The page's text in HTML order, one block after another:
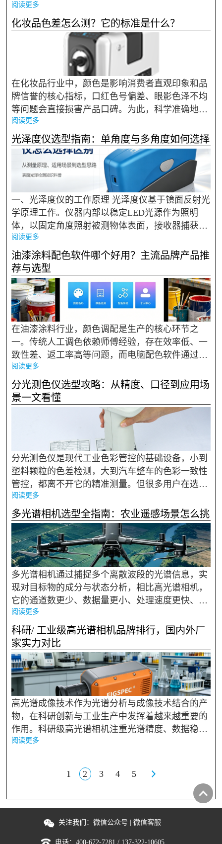
备，其精度与稳定性直接影响产品一致性。面对市
场上众多品牌与型号，如何挑选适配自身需求的设
备，成为很多采购与技...
阅读更多
化妆品色差怎么测？它的标准是什么？
在化妆品行业中，颜色是影响消费者直观印象和品
牌信誉的核心指标，口红色号偏差、眼影色泽不均
等问题会直接损害产品口碑。为此，科学准确地测
量和控制色差成为品控的关键环节。依据QB/T 278
9-2006《化妆品通用试验方法色泽三刺激值和色差
ΔE*的测定》行业标准，粉底液...
阅读更多
光泽度仪选型指南：单角度与多角度如何选择
一、光泽度仪的工作原理 光泽度仪基于镜面反射光
学原理工作。仪器内部以稳定LED光源作为照明
体，以固定角度照射被测物体表面，接收器捕获镜
面反射光线，并将反射光强度与标准黑色玻璃样板
的标准值进行比对，经过信号处理换算为光泽度数
值，单位为GU（...
阅读更多
油漆涂料配色软件哪个好用？主流品牌产品推
荐与选型
在油漆涂料行业，颜色调配是生产的核心环节之
一。传统人工调色依赖师傅经验，存在效率低、一
致性差、返工率高等问题，而电脑配色软件通过光
谱数据计算配方，能大幅提升调色效率与颜色准确
性，已成为涂料企业降本增效的标配工具。2026
年，市场上的配色软件品牌...
阅读更多
分光测色仪选型攻略：从精度、口径到应用场
景一文看懂
分光测色仪是现代工业色彩管控的基础设备，小到
塑料颗粒的色差检测，大到汽车整车的色彩一致性
管控，都离不开它的精准测量。但很多用户在选型
时，只看价格和品牌，忽略了精度、口径、光学结
构等核心参数与自身场景的匹配，导致买回去的设
备要么精度不够用，要...
阅读更多
多光谱相机选型全指南：农业遥感场景怎么挑
多光谱相机通过捕捉多个离散波段的光谱信息，实
现对目标物的成分与状态分析，相比高光谱相机，
它的通道数更少、数据量更小、处理速度更快、成
本也更低，在农业遥感、环境监测等规模化应用场
景中普及度更高。2026 年，多光谱相机的应用场景
持续拓展，产品形态也...
阅读更多
科研/ 工业级高光谱相机品牌排行，国内外厂
家实力对比
高光谱成像技术作为光谱分析与成像技术结合的产
物，在科研创新与工业生产中发挥着越来越重要的
作用。科研级高光谱相机注重光谱精度、数据稳定
性与可扩展性，服务于材料科学、环境科学、生命
定性、检测速度与场...
阅读更多
1 2 3 4 5
关注我们： 微信公众号 微信客服
电话： 400-672-7281 / 137-322-10605